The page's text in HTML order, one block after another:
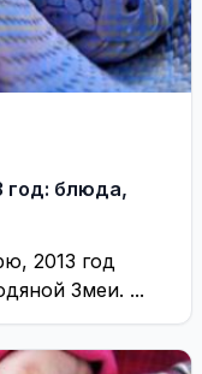
год: блюда,
2013 год
Змеи. ...